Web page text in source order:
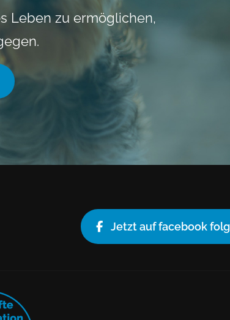
Leben zu ermöglichen,
Jetzt auf facebook